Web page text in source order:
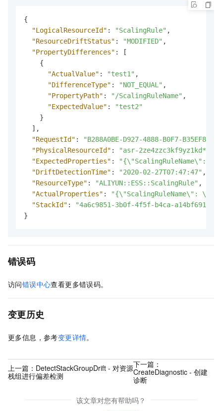
{
"LogicalResourceId" : "ScalingRule" ,
"ResourceDriftStatus" : "MODIFIED" ,
"PropertyDifferences" :
[
{
"ActualValue" : "test1" ,
"DifferenceType" : "NOT_EQUAL" ,
"PropertyPath" : "/ScalingRuleName" ,
"ExpectedValue" :
"test2"
}
] ,
"RequestId" :
"B288A0BE-D927-4888-B0F7-
"PhysicalResourceId" :
"asr-2ze4zzc3kf9yz1kd****"
"ExpectedProperties" :
"{\"ScalingRuleName\":
"DriftDetectionTime" : "2020-02-27T07:47:47" ,
"ResourceType" : "ALIYUN::ESS::ScalingRule" ,
"ActualProperties" :
"{\"ScalingRuleName\":
"StackId" :
"4a6c9851-3b0f-4f5f-b4ca-
}
错误码
访问错误中心查看更多错误码。
变更历史
更多信息，参考变更详情。
上一篇： DetectStackGroupDrift - 对资源
栈组进行偏差检测
下一篇：
CreateDiagnostic - 创建
诊断
该文章对您有帮助吗？